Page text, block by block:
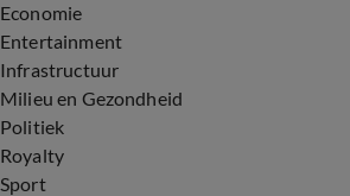
Economie
Entertainment
Infrastructuur
Milieu en Gezondheid
Politiek
Royalty
Sport